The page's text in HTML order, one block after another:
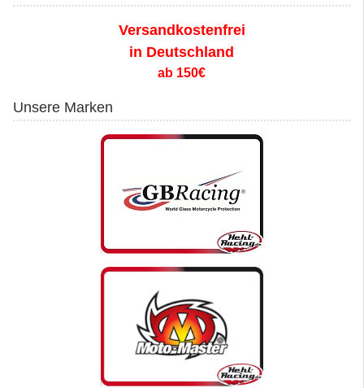
Versandkostenfrei
in Deutschland
ab 150€
Unsere Marken